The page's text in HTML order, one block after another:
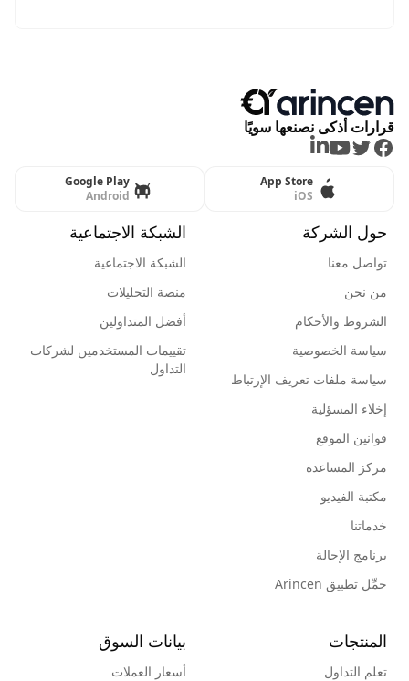
قرارات أذكى نصنعها سويًا
Facebook
Twitter
Youtube
LinkedIn
App Store
iOS
Google Play
Android
حول الشركة
تواصل معنا
من نحن
الشروط والأحكام
سياسة الخصوصية
سياسة ملفات تعريف الإرتباط
إخلاء المسؤلية
قوانين الموقع
مركز المساعدة
مكتبة الفيديو
خدماتنا
برنامج الإحالة
حمِّل تطبيق Arincen
الشبكة الاجتماعية
الشبكة الاجتماعية
منصة التحليلات
أفضل المتداولين
تقييمات المستخدمين لشركات
التداول
المنتجات
تعلم التداول
بيانات السوق
أسعار العملات